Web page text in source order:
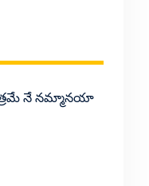
నే నమ్మానయా